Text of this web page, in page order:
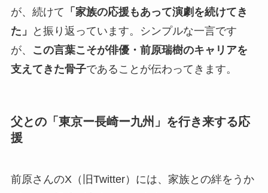
が、続けて 「家族の応援もあって演劇を続けてき
た」
と振り返っています。シンプルな一言です
が、
この言葉こそが俳優・前原瑞樹のキャリアを
支えてきた骨子であることが伝わってきます。
父との「東京ー長崎ー九州」を行き来する応
援
前原さんのX（旧Twitter）には、家族との絆をうか